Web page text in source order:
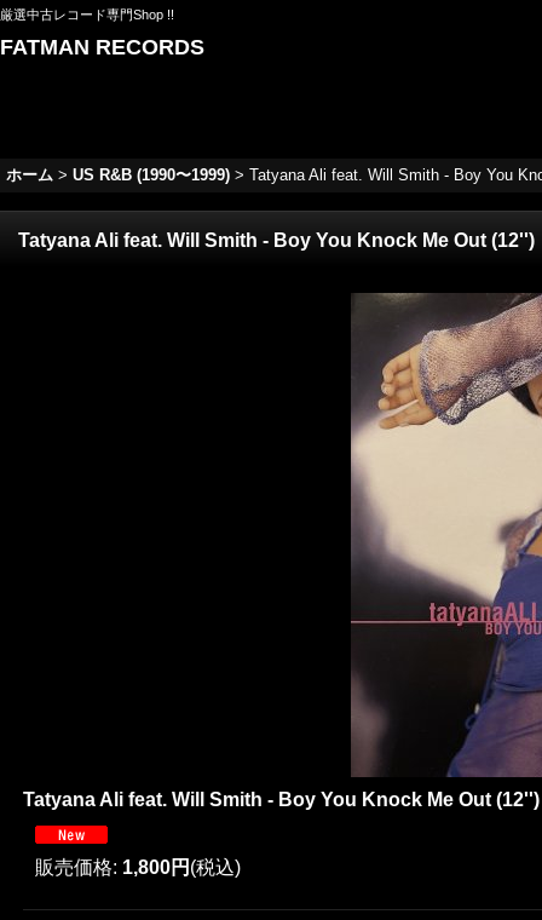
厳選中古レコード専門Shop !!
FATMAN RECORDS
ホーム > US R&B (1990〜1999) > Tatyana Ali feat. Will Smith - Boy You
Tatyana Ali feat. Will Smith - Boy You Knock Me Out (12'')
Tatyana Ali feat. Will Smith - Boy You Knock Me Out (12'')
販売価格: 1,800円 (税込)